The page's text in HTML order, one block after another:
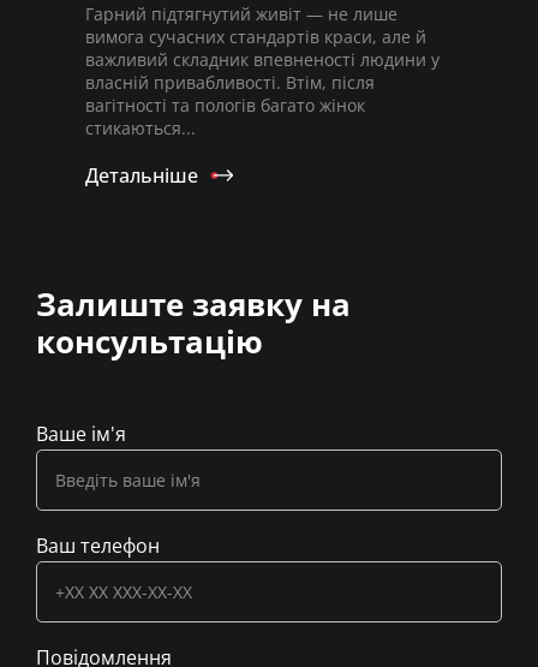
Гарний підтягнутий живіт — не лише
вимога сучасних стандартів краси, але й
важливий складник впевненості людини у
власній привабливості. Втім, після
вагітності та пологів багато жінок
стикаються...
Детальніше
Залиште заявку на
консультацію
Ваше ім'я
Ваш телефон
Повідомлення